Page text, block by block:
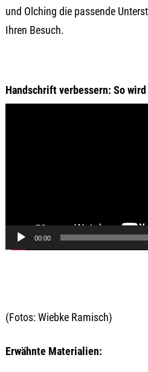
und Olching die passende
Ihren Besuch.
Handschrift verbessern: So
00:00
(Fotos: Wiebke Ramisch)
Erwähnte Materialien: